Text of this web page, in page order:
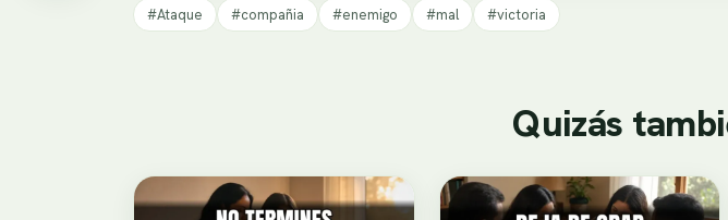
#Ataque #compañia #enemigo #mal #victoria
Quizás